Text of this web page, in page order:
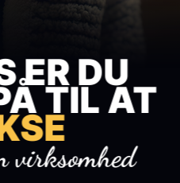
ER DU
TIL AT
virksomhed